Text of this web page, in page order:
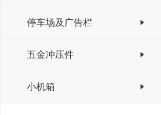
停车场及广告栏
五金冲压件
小机箱